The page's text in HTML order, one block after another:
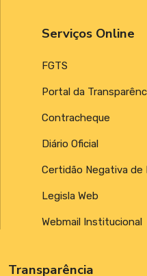
Serviços Online
FGTS
Portal da
Contracheque
Diário Oficial
Certidão Negativa
Legisla Web
Webmail Institucional
Transparência